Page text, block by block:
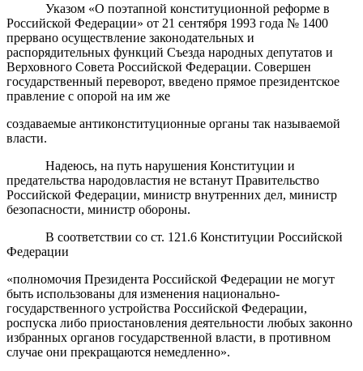
Указом «О поэтапной конституционной реформе в
Российской Федерации» от 21 сентября 1993 года № 1400
прервано осуществление законодательных и
распорядительных функций Съезда народных депутатов и
Верховного Совета Российской Федерации. Совершен
государственный переворот, введено прямое президентское
правление с опорой на им же
создаваемые антиконституционные органы так называемой
власти.
Надеюсь, на путь нарушения Конституции и
предательства народовластия не встанут Правительство
Российской Федерации, министр внутренних дел, министр
безопасности, министр обороны.
В соответствии со ст. 121.6 Конституции Российской
Федерации
«полномочия Президента Российской Федерации не могут
быть использованы для изменения национально-
государственного устройства Российской Федерации,
роспуска либо приостановления деятельности любых законно
избранных органов государственной власти, в противном
случае они прекращаются немедленно».